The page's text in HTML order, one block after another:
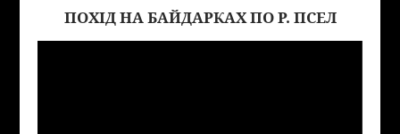
ПОХІД НА БАЙДАРКАХ ПО Р. ПСЕЛ